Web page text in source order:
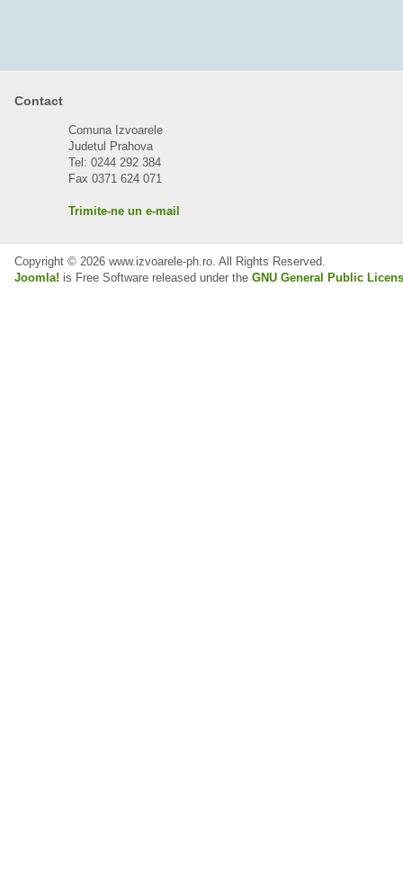
Contact
Comuna Izvoarele
Judetul Prahova
Tel: 0244 292 384
Fax 0371 624 071
Trimite-ne un e-mail
Copyright © 2026 www.izvoarele-ph.ro. All Rights Reserved.
Joomla! is Free Software released under the GNU General Public